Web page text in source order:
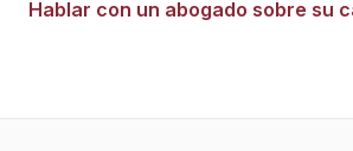
Hablar con un abogado sobre su